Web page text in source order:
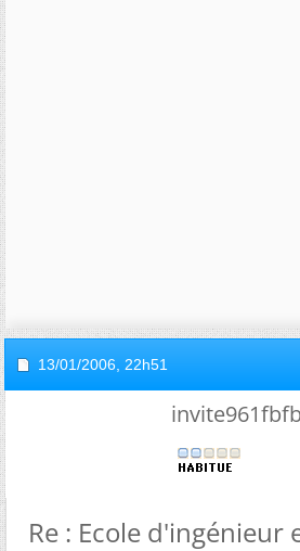
13/01/2006, 22h51
Re : Ecole d'ingénieur